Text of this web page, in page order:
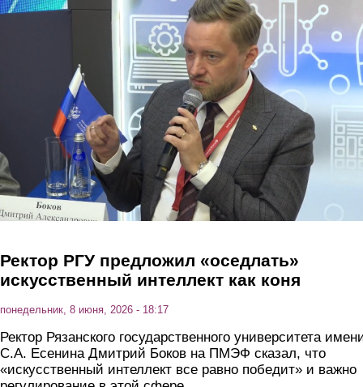
Перейти к основному содержанию
Ректор РГУ предложил «оседлать»
искусственный интеллект как коня
понедельник, 8 июня, 2026 - 18:17
Ректор Рязанского государственного университета
С.А. Есенина Дмитрий Боков на ПМЭФ сказал, что
«искусственный интеллект все равно победит» и важно